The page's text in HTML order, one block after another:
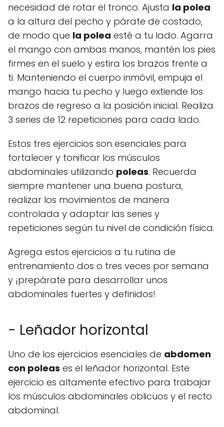
necesidad de rotar el tronco. Ajusta la polea
a la altura del pecho y párate de costado,
de modo que la polea esté a tu lado. Agarra
el mango con ambas manos, mantén los pies
firmes en el suelo y estira los brazos frente a
ti. Manteniendo el cuerpo inmóvil, empuja el
mango hacia tu pecho y luego extiende los
brazos de regreso a la posición inicial. Realiza
3 series de 12 repeticiones para cada lado.
Estos tres ejercicios son esenciales para
fortalecer y tonificar los músculos
abdominales utilizando poleas. Recuerda
siempre mantener una buena postura,
realizar los movimientos de manera
controlada y adaptar las series y
repeticiones según tu nivel de condición física.
Agrega estos ejercicios a tu rutina de
entrenamiento dos o tres veces por semana
y ¡prepárate para desarrollar unos
abdominales fuertes y definidos!
- Leñador horizontal
Uno de los ejercicios esenciales de abdomen
con poleas es el leñador horizontal. Este
ejercicio es altamente efectivo para trabajar
los músculos abdominales oblicuos y el recto
abdominal.